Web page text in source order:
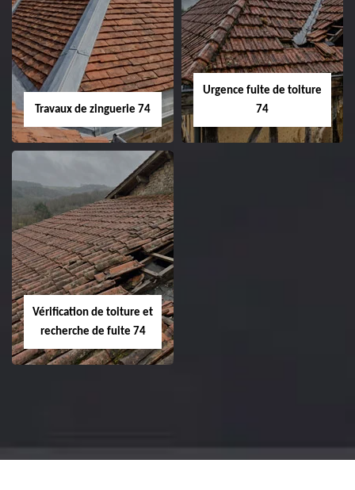
Travaux de zinguerie 74
Urgence fuite de toiture
74
Vérification de toiture et
recherche de fuite 74